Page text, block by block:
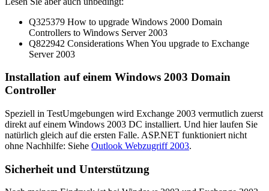
Q325379 How to upgrade Windows 2000 Domain
Controllers to Windows Server 2003
Q822942 Considerations When You upgrade to Exchange
Server 2003
Installation auf einem Windows 2003 Domain
Controller
Speziell in TestUmgebungen wird Exchange 2003 vermutlich zuerst
direkt auf einem Windows 2003 DC installiert. Und hier laufen Sie
natürlich gleich auf die ersten Falle. ASP.NET funktioniert nicht
ohne Nachhilfe: Siehe Outlook Webzugriff 2003.
Sicherheit und Unterstützung